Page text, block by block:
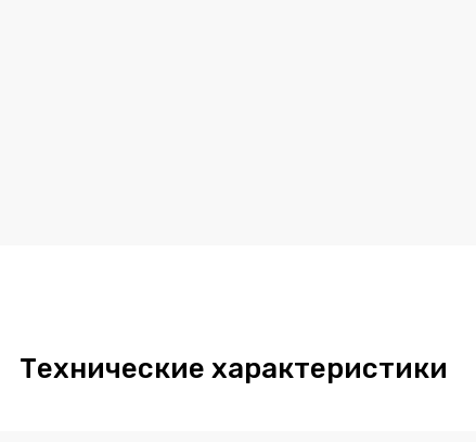
Технические характеристики